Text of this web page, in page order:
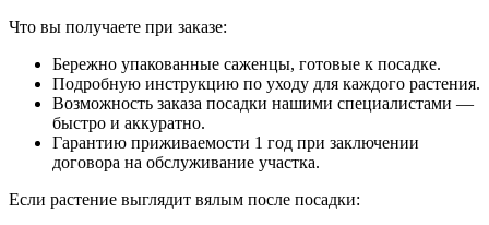
Что вы получаете при заказе:
Бережно упакованные саженцы, готовые к посадке.
Подробную инструкцию по уходу для каждого растения.
Возможность заказа посадки нашими специалистами —
быстро и аккуратно.
Гарантию приживаемости 1 год при заключении
договора на обслуживание участка.
Если растение выглядит вялым после посадки: